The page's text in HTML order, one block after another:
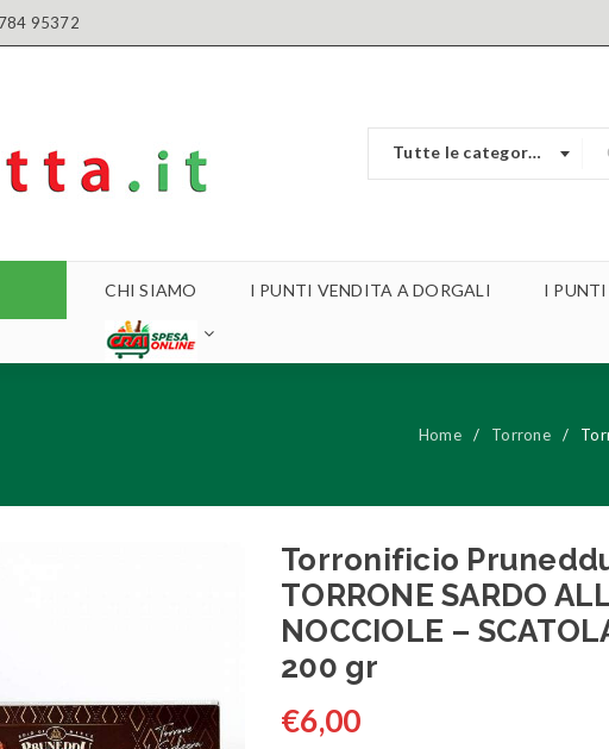
95372
Tutte le categorie
CHI SIAMO I PUNTI VENDITA A DORGALI I
Home / Torrone /
Torronificio
TORRONE SARDO
NOCCIOLE –
200 gr
€6,00